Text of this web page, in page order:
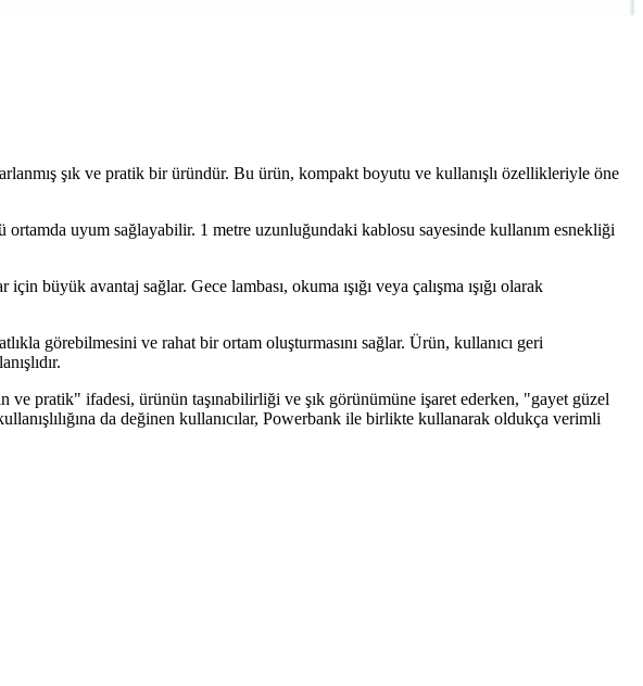
şık ve pratik bir üründür. Bu ürün, kompakt boyutu ve kullanışlı özellikleriyle öne
uyum sağlayabilir. 1 metre uzunluğundaki kablosu sayesinde kullanım esnekliği
avantaj sağlar. Gece lambası, okuma ışığı veya çalışma ışığı olarak
görebilmesini ve rahat bir ortam oluşturmasını sağlar. Ürün, kullanıcı geri
ve pratik" ifadesi, ürünün taşınabilirliği ve şık görünümüne işaret ederken, "gayet güzel
da değinen kullanıcılar, Powerbank ile birlikte kullanarak oldukça verimli